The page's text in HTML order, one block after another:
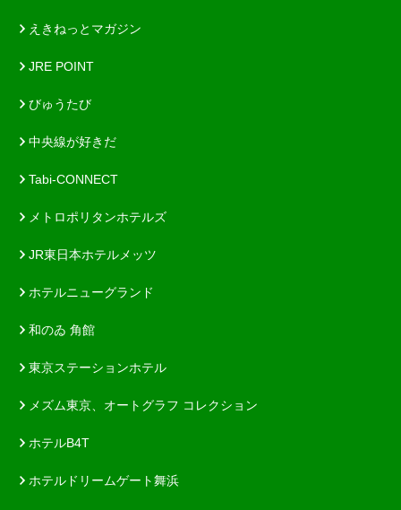
えきねっとマガジン
JRE POINT
びゅうたび
中央線が好きだ
Tabi-CONNECT
メトロポリタンホテルズ
JR東日本ホテルメッツ
ホテルニューグランド
和のゐ 角館
東京ステーションホテル
メズム東京、オートグラフ コレクション
ホテルB4T
ホテルドリームゲート舞浜